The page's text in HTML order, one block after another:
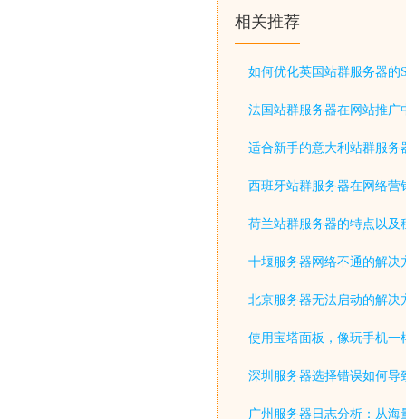
相关推荐
如何优化英国站群服务器的
法国站群服务器在网站推广
适合新手的意大利站群服务
西班牙站群服务器在网络营
荷兰站群服务器的特点以及
十堰服务器网络不通的解决
北京服务器无法启动的解决
使用宝塔面板，像玩手机一
深圳服务器选择错误如何导
广州服务器日志分析：从海